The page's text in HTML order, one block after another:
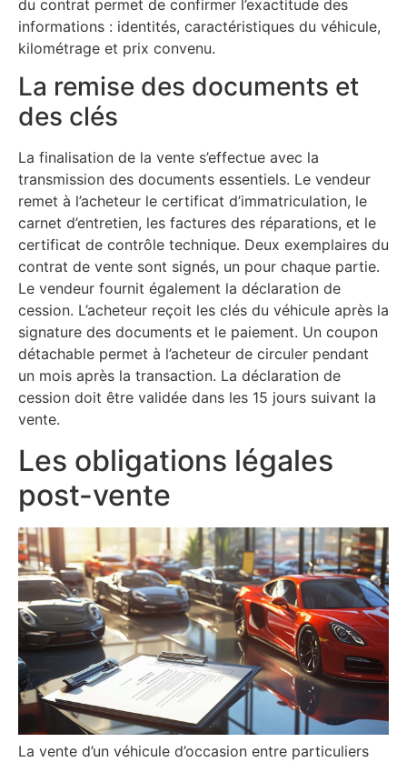
du contrat permet de confirmer l’exactitude des
informations : identités, caractéristiques du véhicule,
kilométrage et prix convenu.
La remise des documents et
des clés
La finalisation de la vente s’effectue avec la
transmission des documents essentiels. Le vendeur
remet à l’acheteur le certificat d’immatriculation, le
carnet d’entretien, les factures des réparations, et le
certificat de contrôle technique. Deux exemplaires du
contrat de vente sont signés, un pour chaque partie.
Le vendeur fournit également la déclaration de
cession. L’acheteur reçoit les clés du véhicule après la
signature des documents et le paiement. Un coupon
détachable permet à l’acheteur de circuler pendant
un mois après la transaction. La déclaration de
cession doit être validée dans les 15 jours suivant la
vente.
Les obligations légales
post-vente
La vente d’un véhicule d’occasion entre particuliers